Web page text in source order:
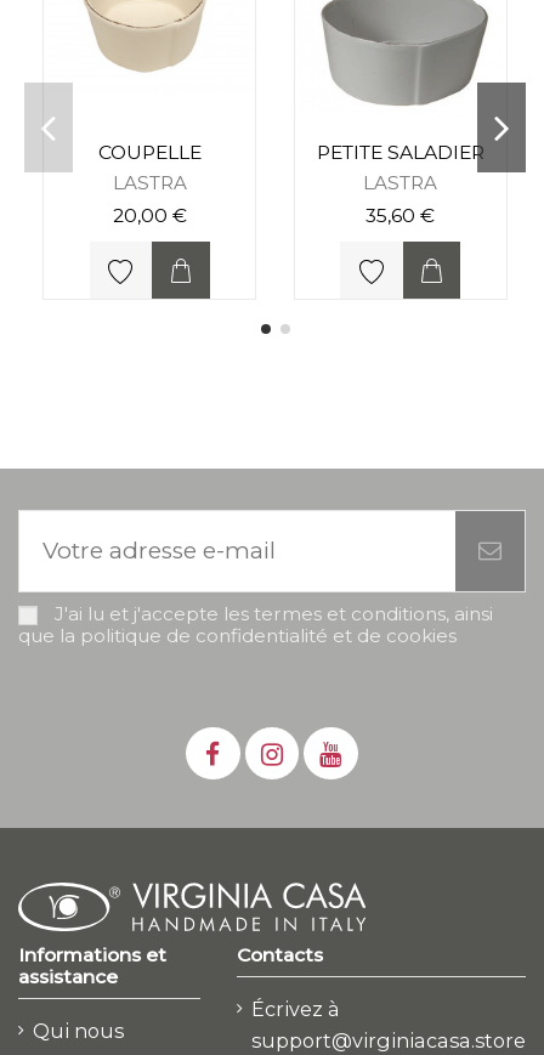
COUPELLE
LASTRA
20,00 €
PETITE SALADIER
LASTRA
35,60 €
J'ai lu et j'accepte les termes et conditions, ainsi
que la politique de confidentialité et de cookies
Informations et
assistance
Qui nous
Contacts
Écrivez à
support@virginiacasa.store